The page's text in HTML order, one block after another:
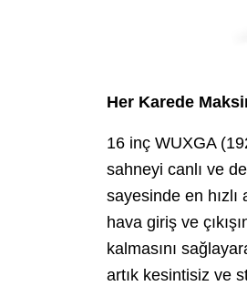
Her Karede
16 inç WUXGA
sahneyi canlı ve
sayesinde en hızlı
hava giriş ve
kalmasını
artık kesintisiz ve